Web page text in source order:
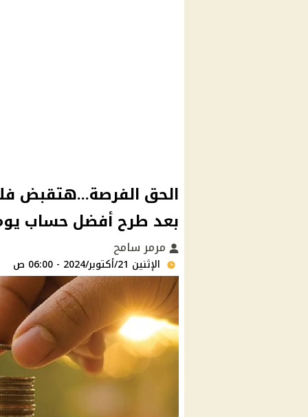
الحق الفرصة...هتقبض
بعد طرح أفضل حساب
مرمر سامح
الإثنين 21/أكتوبر/2024 - 06:00 ص